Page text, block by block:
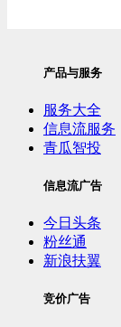
产品与服务
服务大全
信息流服务
青瓜智投
信息流广告
今日头条
粉丝通
新浪扶翼
竞价广告